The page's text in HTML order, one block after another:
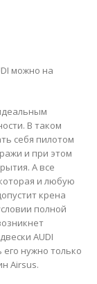
можно на
В таком
себя пилотом
и при этом
А все
и любую
крена
полной
AUDI
нужно только
Airsus.